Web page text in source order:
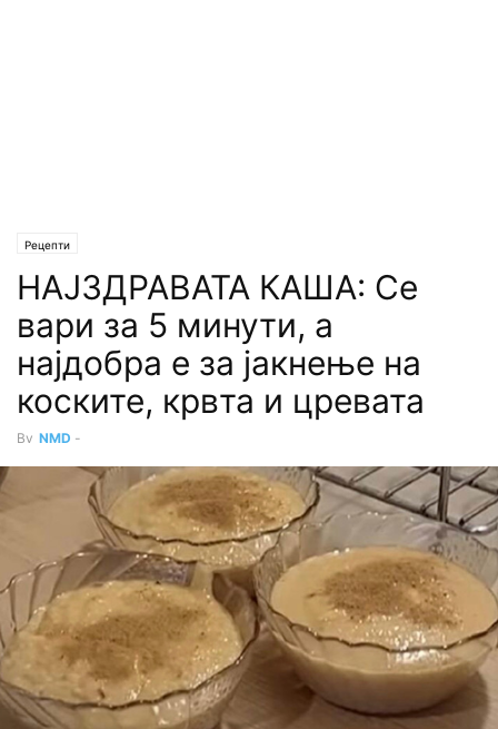
Рецепти
НАЈЗДРАВАТА КАША: Се
вари за 5 минути, а
најдобра е за јакнење на
коските, крвта и цревата
By NMD -